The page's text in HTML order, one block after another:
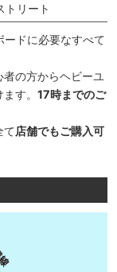
トリート
ードに必要なすべて
の方からヘビーユ
す。 17時までのご
て店舗でもご購入可